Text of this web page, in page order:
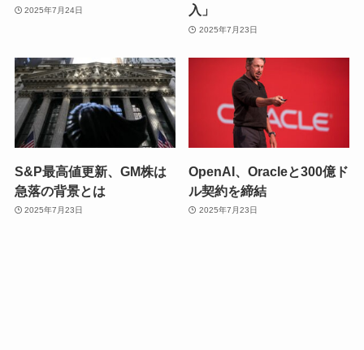
2025年7月24日
入」
2025年7月23日
S&P最高値更新、GM株は
急落の背景とは
2025年7月23日
OpenAI、Oracleと300億ド
ル契約を締結
2025年7月23日